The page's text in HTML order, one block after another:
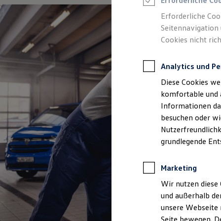
Rettungsdienste
ONE Business ID Vorteile
Fahrzeugsuche & Marktplatz
Fahrzeugsuche
Fahrzeuge online kaufen
Digitaler Marktplatz
Kauf & Finanzierung
Online-Fahrzeugbewertung
Aktionen & Angebote
E-Auto-Förderung
Für Privatkunden
Für Gewerbekunden
Profi Paket
TopDeal
Gebrauchtwagen
ProfiPartner für Gebrauchtwagen
Zertifizierte Gebrauchtwagen
Finanzierung
Für Privatkunden
Für Gewerbekunden
Leasing
Für Privatkunden
Für Gewerbekunden
Versicherungen & Garantien
Garantien
Erforderliche
Seitennavigation
Cookies nicht
Analytics und
Diese Cookies
komfortable und
Informationen
besuchen oder
grundlegende
Marketing
Wir nutzen diese
und außerhalb
unsere Webseite
Seite bewegen.